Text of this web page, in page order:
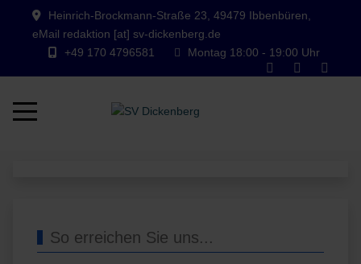
Heinrich-Brockmann-Straße 23, 49479 Ibbenbüren,
eMail redaktion [at] sv-dickenberg.de
+49 170 4796581
Montag 18:00 - 19:00 Uhr
Mobile Menu Toggle
So erreichen Sie uns...